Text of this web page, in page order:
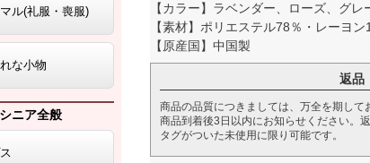
ル(礼服・喪服)
な小物
ニア全般
【カラー】ラベンダー、ローズ、グレ
【素材】ポリエステル78％・レーヨ
【原産国】中国製
返品
商品の品質につきましては、万全を期して
商品到着後3日以内にお知らせください。
タグがついた未使用に限り可能です。